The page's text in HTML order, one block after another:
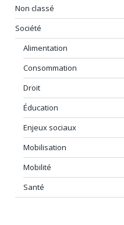
Non classé
Société
Alimentation
Consommation
Droit
Éducation
Enjeux sociaux
Mobilisation
Mobilité
Santé